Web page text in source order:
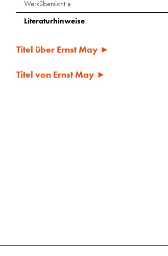
Werkübersicht
Literaturhinweise
Titel über Ernst May ►
Titel von Ernst May ►